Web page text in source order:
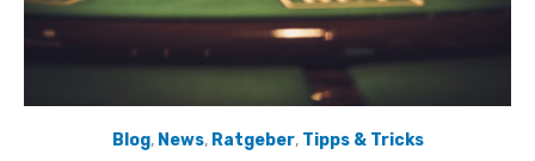
Blog, News, Ratgeber, Tipps & Tricks